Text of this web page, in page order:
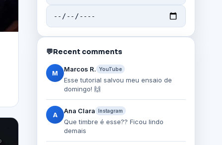
💬Recent comments
M Marcos R. YouTube
Esse tutorial salvou meu ensaio de
domingo! 🙌
A Ana Clara Instagram
Que timbre é esse?? Ficou lindo
demais